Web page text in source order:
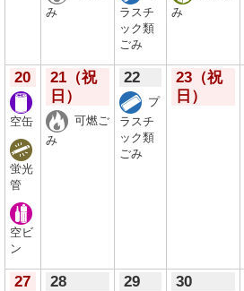
み
ラスチ
ック類
ごみ
み
20
空缶
蛍光
管
空ビ
ン
21 （祝
日）
可燃ご
み
22
プ
ラスチ
ック類
ごみ
23 （祝
日）
27 28 29 30